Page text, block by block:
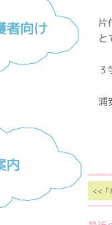
者向け
内
片
と
浦
<<「